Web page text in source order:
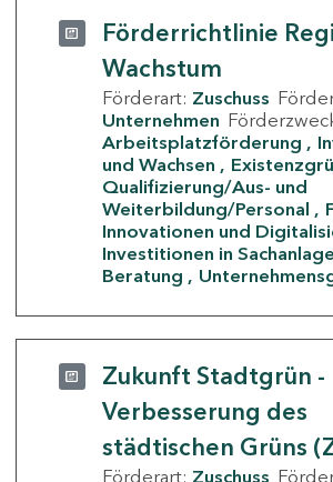
Förderrichtlinie
Wachstum
Förderart: Zuschuss
Unternehmen
Arbeitsplatzförderung
und Wachsen
Qualifizierung/Aus- und
Weiterbildung/Personal
Innovationen und
Investitionen in
Beratung
Zukunft Stadtgrün -
Verbesserung des
städtischen Grüns
Förderart: Zuschuss